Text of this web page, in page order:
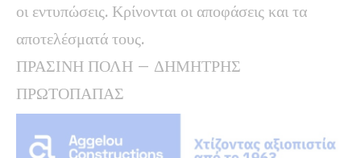
οι εντυπώσεις. Κρίνονται οι αποφάσεις και τα
αποτελέσματά τους.
ΠΡΑΣΙΝΗ ΠΟΛΗ – ΔΗΜΗΤΡΗΣ
ΠΡΩΤΟΠΑΠΑΣ